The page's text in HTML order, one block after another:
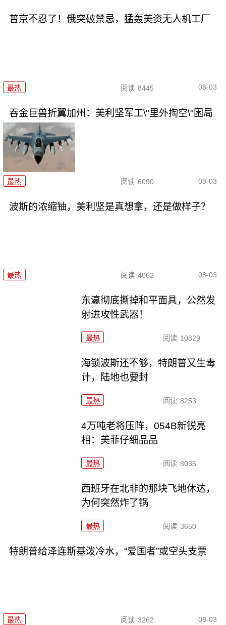
普京不忍了！俄突破禁忌，猛轰美资无人机工厂
最热 阅读 8445 08-03
吞金巨兽折翼加州：美利坚军工\"里外掏空\"困局
最热 阅读 6090 08-03
波斯的浓缩铀，美利坚是真想拿，还是做样子？
最热 阅读 4062 08-03
东瀛彻底撕掉和平面具，公然发
射进攻性武器！
最热 阅读 10829
海锁波斯还不够，特朗普又生毒
计，陆地也要封
最热 阅读 8253
4万吨老将压阵，054B新锐亮
相：美菲仔细品品
最热 阅读 8035
西班牙在北非的那块飞地休达，
为何突然炸了锅
最热 阅读 3650
特朗普给泽连斯基泼冷水，“爱国者”或空头支票
最热 阅读 3262 08-03